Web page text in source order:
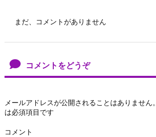
まだ、コメントがありません
コメントをどうぞ
メールアドレスが公開されることはありません。
は必須項目です
コメント